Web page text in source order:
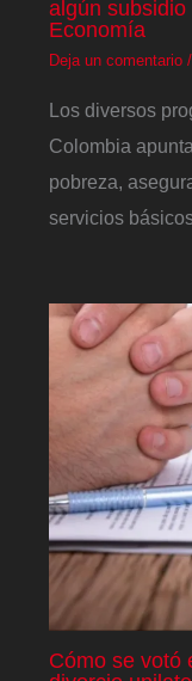
algún
Economía
Deja un comentario /
Los diversos
Colombia
pobreza,
servicios
Cómo se votó